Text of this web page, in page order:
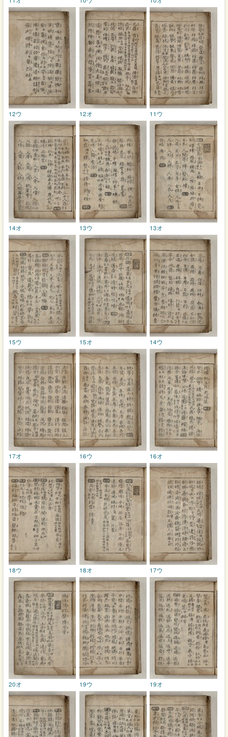
11ウ
12オ
12ウ
13オ
13ウ
14オ
14ウ
15オ
15ウ
16オ
16ウ
17オ
17ウ
18オ
18ウ
19オ
19ウ
20オ